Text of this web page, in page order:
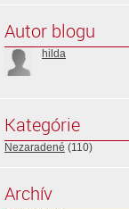
Autor blogu
hilda
Kategórie
Nezaradené (110)
Archív